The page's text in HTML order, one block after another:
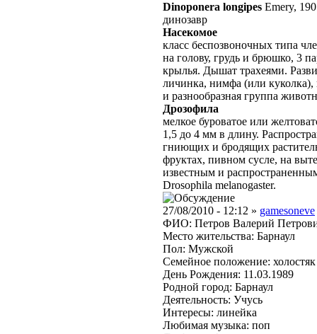
Dinoponera longipes Emery,
динозавр
Насекомое
класс беспозвоночных типа
на голову, грудь и брюшко, 3
крылья. Дышат трахеями.
личинка, нимфа (или куколка),
и разнообразная группа
Дрозофила
мелкое буроватое или
1,5 до 4 мм в длину.
гниющих и бродящих
фруктах, пивном сусле, на
известным и
Drosophila melanogaster.
27/08/2010 - 12:12 » gamesoneve
ФИО: Петров Валерий
Место жительства: Барнаул
Пол: Мужской
Семейное положение: холостяк
День Рождения: 11.03.1989
Родной город: Барнаул
Деятельность: Учусь
Интересы: линейка
Любимая музыка: поп